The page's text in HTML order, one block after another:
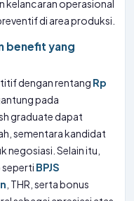
kelancaran operasional
di area produksi.
benefit yang
dengan rentang Rp
pada
graduate dapat
sementara kandidat
negosiasi. Selain itu,
seperti BPJS
, THR, serta bonus